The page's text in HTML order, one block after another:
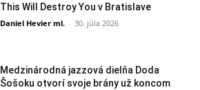
This Will Destroy You v Bratislave
Daniel Hevier ml. - 30. júla 2026
Medzinárodná jazzová dielňa Doda
Šošoku otvorí svoje brány už koncom